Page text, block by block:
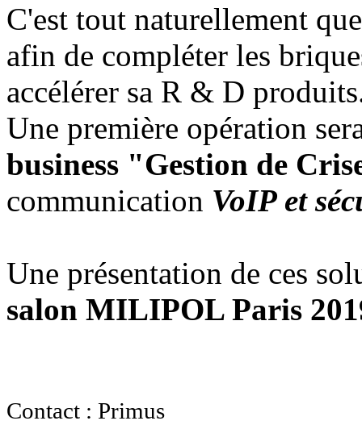
C'est tout naturellement
afin de compléter les
accélérer sa R & D
Une première opération
business "Gestion de
communication VoIP et
Une présentation de ces
salon MILIPOL Paris
Contact : Primus